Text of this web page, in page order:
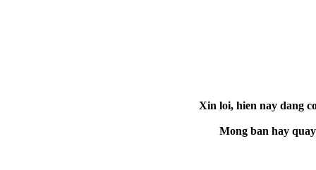
Xin loi, hien nay dang
Mong ban hay